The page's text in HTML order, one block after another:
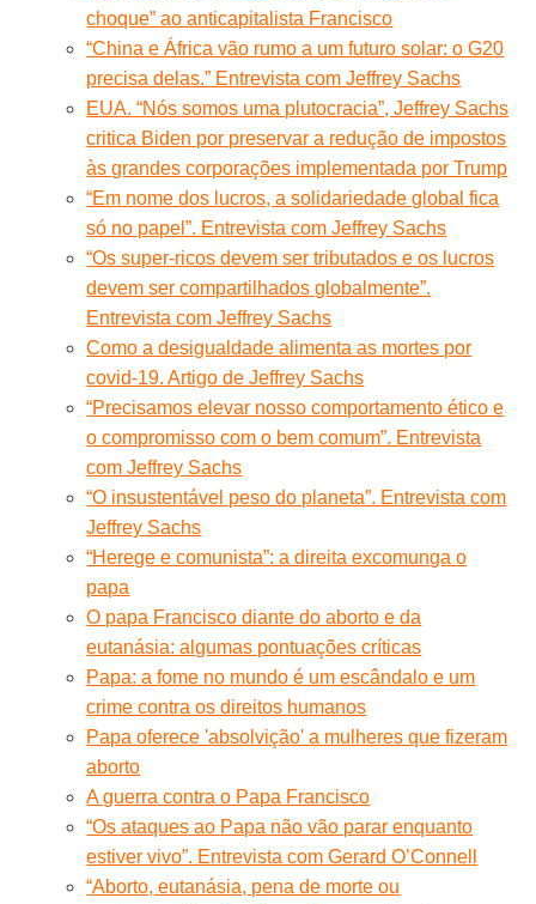
choque” ao anticapitalista Francisco
“China e África vão rumo a um futuro solar: o G20
precisa delas.” Entrevista com Jeffrey Sachs
EUA. “Nós somos uma plutocracia”, Jeffrey Sachs
critica Biden por preservar a redução de impostos
às grandes corporações implementada por Trump
“Em nome dos lucros, a solidariedade global fica
só no papel”. Entrevista com Jeffrey Sachs
“Os super-ricos devem ser tributados e os lucros
devem ser compartilhados globalmente”.
Entrevista com Jeffrey Sachs
Como a desigualdade alimenta as mortes por
covid-19. Artigo de Jeffrey Sachs
“Precisamos elevar nosso comportamento ético e
o compromisso com o bem comum”. Entrevista
com Jeffrey Sachs
“O insustentável peso do planeta”. Entrevista com
Jeffrey Sachs
“Herege e comunista”: a direita excomunga o
papa
O papa Francisco diante do aborto e da
eutanásia: algumas pontuações críticas
Papa: a fome no mundo é um escândalo e um
crime contra os direitos humanos
Papa oferece 'absolvição' a mulheres que fizeram
aborto
A guerra contra o Papa Francisco
“Os ataques ao Papa não vão parar enquanto
estiver vivo”. Entrevista com Gerard O’Connell
“Aborto, eutanásia, pena de morte ou